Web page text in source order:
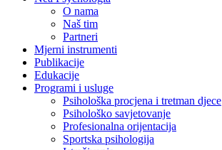
O nama
Naš tim
Partneri
Mjerni instrumenti
Publikacije
Edukacije
Programi i usluge
Psihološka procjena i tretman djece
Psihološko savjetovanje
Profesionalna orijentacija
Sportska psihologija